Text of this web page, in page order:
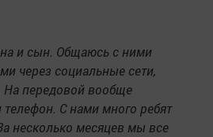
и сын. Общаюсь с ними
через социальные сети,
На передовой вообще
телефон. С нами много ребят
несколько месяцев мы все